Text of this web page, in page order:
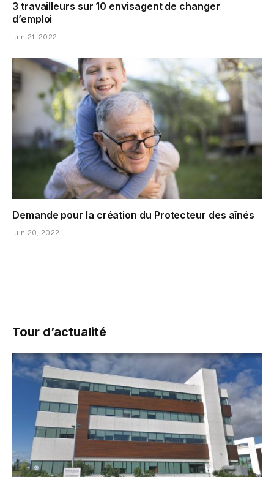
3 travailleurs sur 10 envisagent de changer
d’emploi
juin 21, 2022
Demande pour la création du Protecteur des aînés
juin 20, 2022
Tour d’actualité